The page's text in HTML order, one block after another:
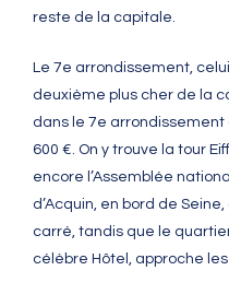
reste de la capitale.
Le 7e arrondissement,
deuxième plus cher de la
dans le 7e
600 €. On y trouve la tour
encore l’Assemblée
d’Acquin, en bord de
carré, tandis que le
célèbre Hôtel, approche les